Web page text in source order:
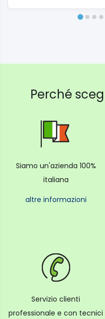
Perché
Siamo un'azienda 100%
italiana
altre informazioni
Servizio clienti
professionale e con tecnici